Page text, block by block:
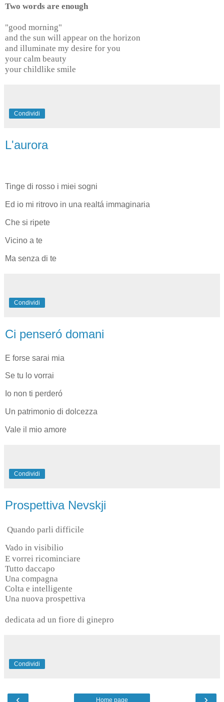
Two words are enough
"good morning"
and the sun will appear on the horizon
and illuminate my desire for you
your calm beauty
your childlike smile
Condividi
L'aurora
Tinge di rosso i miei sogni
Ed io mi ritrovo in una realtá immaginaria
Che si ripete
Vicino a te
Ma senza di te
Condividi
Ci penseró domani
E forse sarai mia
Se tu lo vorrai
Io non ti perderó
Un patrimonio di dolcezza
Vale il mio amore
Condividi
Prospettiva Nevskji
Quando parli difficile
Vado in visibilio
E vorrei ricominciare
Tutto daccapo
Una compagna
Colta e intelligente
Una nuova prospettiva
dedicata ad un fiore di ginepro
Condividi
Home page